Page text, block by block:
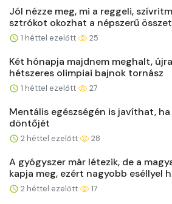
Jól nézze meg, mi a reggeli,
sztrókot okozhat a népszerű
1 héttel ezelőtt 25
Két hónapja majdnem meghalt,
hétszeres olimpiai bajnok tornász
1 héttel ezelőtt 27
Mentális egészségén is javíthat,
döntőjét
2 héttel ezelőtt 28
A gyógyszer már létezik, de a
kapja meg, ezért nagyobb eséllyel
2 héttel ezelőtt 17